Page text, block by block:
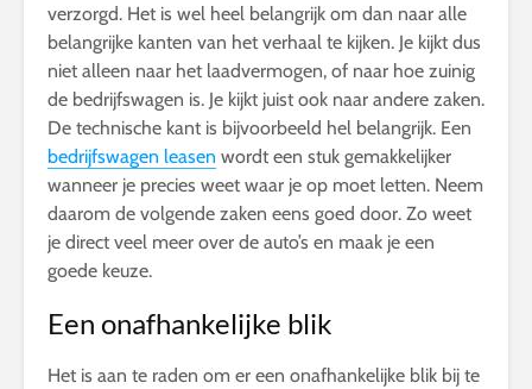
verzorgd. Het is wel heel belangrijk om dan naar alle
belangrijke kanten van het verhaal te kijken. Je kijkt dus
niet alleen naar het laadvermogen, of naar hoe zuinig
de bedrijfswagen is. Je kijkt juist ook naar andere zaken.
De technische kant is bijvoorbeeld hel belangrijk. Een
bedrijfswagen leasen wordt een stuk gemakkelijker
wanneer je precies weet waar je op moet letten. Neem
daarom de volgende zaken eens goed door. Zo weet
je direct veel meer over de auto’s en maak je een
goede keuze.
Een onafhankelijke blik
Het is aan te raden om er een onafhankelijke blik bij te